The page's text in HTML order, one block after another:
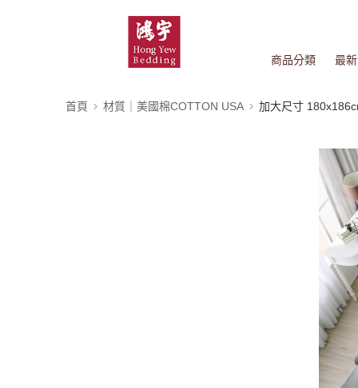
商品分類 最
首頁 材質｜美國棉COTTON USA 加大尺寸